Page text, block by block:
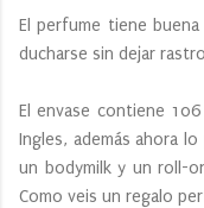
El perfume tiene
ducharse sin dejar
El envase contiene
Ingles, además ahora
un bodymilk y un roll-
Como veis un regalo